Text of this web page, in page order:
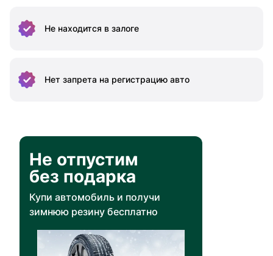
Не находится в залоге
Нет запрета на регистрацию авто
Не отпустим
без подарка
Купи автомобиль и получи
зимнюю резину бесплатно